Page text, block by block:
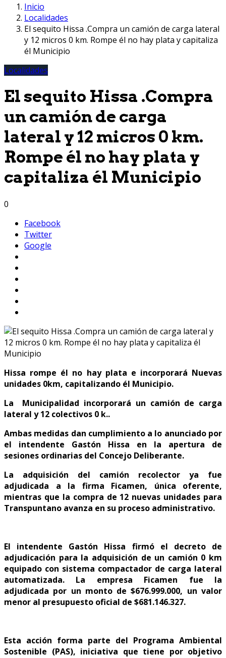
Inicio
Localidades
El sequito Hissa .Compra un camión de carga lateral
y 12 micros 0 km. Rompe él no hay plata y capitaliza
él Municipio
Localidades
El sequito Hissa .Compra
un camión de carga
lateral y 12 micros 0 km.
Rompe él no hay plata y
capitaliza él Municipio
0
Facebook
Twitter
Google
Hissa rompe él no hay plata e incorporará Nuevas
unidades 0km, capitalizando él Municipio.
La Municipalidad incorporará un camión de carga
lateral y 12 colectivos 0 k..
Ambas medidas dan cumplimiento a lo anunciado por
el intendente Gastón Hissa en la apertura de
sesiones ordinarias del Concejo Deliberante.
La adquisición del camión recolector ya fue
adjudicada a la firma Ficamen, única oferente,
mientras que la compra de 12 nuevas unidades para
Transpuntano avanza en su proceso administrativo.
El intendente Gastón Hissa firmó el decreto de
adjudicación para la adquisición de un camión 0 km
equipado con sistema compactador de carga lateral
automatizada. La empresa Ficamen fue la
adjudicada por un monto de $676.999.000, un valor
menor al presupuesto oficial de $681.146.327.
Esta acción forma parte del Programa Ambiental
Sostenible (PAS), iniciativa que tiene por objetivo